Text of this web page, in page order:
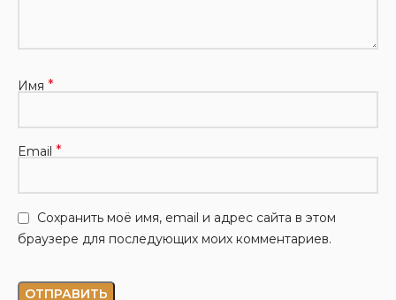
Имя *
Email *
Сохранить моё имя, email и адрес сайта в этом
браузере для последующих моих комментариев.